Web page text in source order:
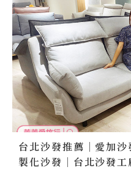
台北沙發推薦｜愛加
製化沙發｜台北沙發工